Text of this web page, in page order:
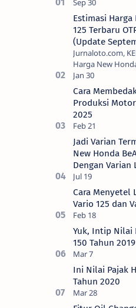
Estimasi Harga
125 Terbaru
(Update
Jurnaloto.com,
Harga New
OTR Kediri Raya
2024) Brosis
Motor (AH…
Cara
Produksi
2025
Jadi Varian
New Honda
Dengan Varian
Cara Menyetel
Vario 125 dan
Yuk, Intip Nilai
150 Tahun 2019
Ini Nilai Pajak
Tahun 2020